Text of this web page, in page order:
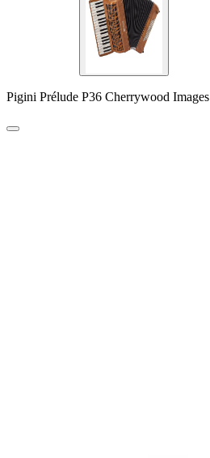
Pigini Prélude P36 Cherrywood Images